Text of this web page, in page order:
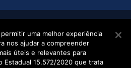
uma melhor experiência
nos ajudar a compreender
úteis e relevantes para
Estadual 15.572/2020 que trata